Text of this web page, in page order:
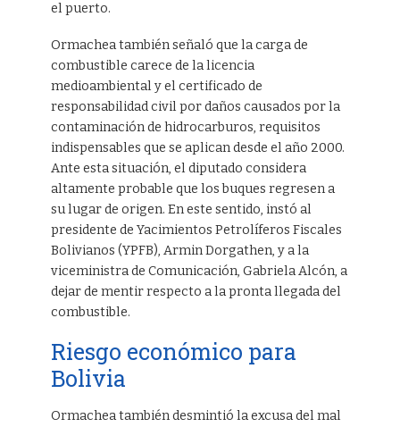
el puerto.
Ormachea también señaló que la carga de
combustible carece de la licencia
medioambiental y el certificado de
responsabilidad civil por daños causados por la
contaminación de hidrocarburos, requisitos
indispensables que se aplican desde el año 2000.
Ante esta situación, el diputado considera
altamente probable que los buques regresen a
su lugar de origen. En este sentido, instó al
presidente de Yacimientos Petrolíferos Fiscales
Bolivianos (YPFB), Armin Dorgathen, y a la
viceministra de Comunicación, Gabriela Alcón, a
dejar de mentir respecto a la pronta llegada del
combustible.
Riesgo económico para
Bolivia
Ormachea también desmintió la excusa del mal